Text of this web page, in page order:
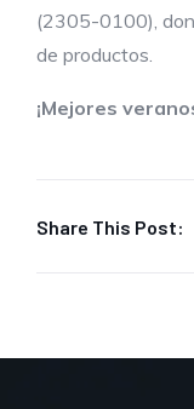
(2305-0100),
de productos.
¡Mejores
Share This Post: